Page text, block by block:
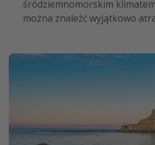
śródziemnomorskim
można znaleźć wyjątkowo